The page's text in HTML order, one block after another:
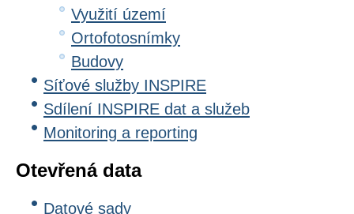
Využití území
Ortofotosnímky
Budovy
Síťové služby INSPIRE
Sdílení INSPIRE dat a služeb
Monitoring a reporting
Otevřená data
Datové sady